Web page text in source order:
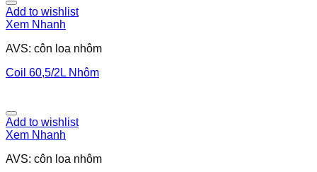
Add to wishlist
Xem Nhanh
AVS: côn loa nhôm
Coil 60,5/2L Nhôm
Add to wishlist
Xem Nhanh
AVS: côn loa nhôm